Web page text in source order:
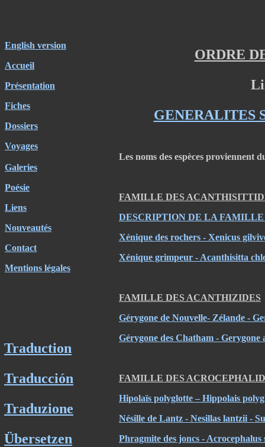
English version
Accueil
Présentation
Fiches
Dossiers
Voyages
Galeries
Poésie
Liens
Nouveautés
Contact
Mentions légales
ORDRE
GENERALITES
Les noms des espèces proviennent
FAMILLE DES
DESCRIPTION DE LA
Xénique des rochers - Xenicus
Xénique grimpeur - Acanthisitta
FAMILLE DES ACANTHIZIDES
Gérygone de Nouvelle- Zélande -
Gérygone des Chatham -
FAMILLE DES
Hipolaïs polyglotte – Hippolais
Nésille de Lantz - Nesillas lantzii -
Phragmite des joncs - Acrocephalus
Traduction
Traducción
Traduzione
Übersetzen